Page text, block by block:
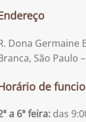
Dona Germaine
São Paulo
de
a 6ª feira: das